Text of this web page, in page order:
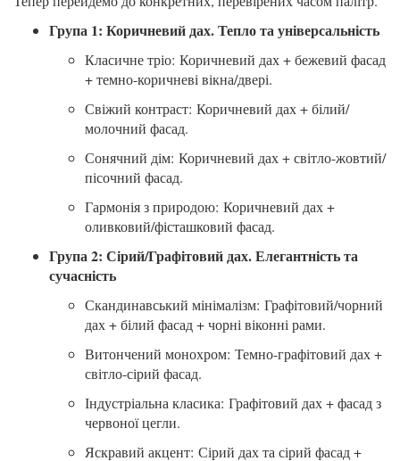
Група 1: Коричневий дах. Тепло та універсальність
Класичне тріо: Коричневий дах + бежевий фасад
+ темно-коричневі вікна/двері.
Свіжий контраст: Коричневий дах + білий/
молочний фасад.
Сонячний дім: Коричневий дах + світло-жовтий/
пісочний фасад.
Гармонія з природою: Коричневий дах +
оливковий/фісташковий фасад.
Група 2: Сірий/Графітовий дах. Елегантність та
сучасність
Скандинавський мінімалізм: Графітовий/чорний
дах + білий фасад + чорні віконні рами.
Витончений монохром: Темно-графітовий дах +
світло-сірий фасад.
Індустріальна класика: Графітовий дах + фасад з
червоної цегли.
Яскравий акцент: Сірий дах та сірий фасад +